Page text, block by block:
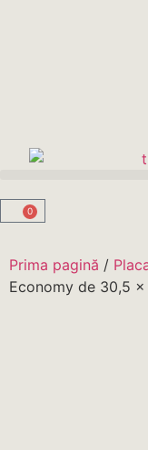
0
Prima pagină /
Economy de 30,5